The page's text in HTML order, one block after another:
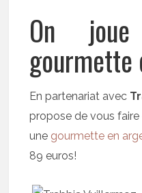
On
gourmette
En partenariat avec
propose de vous faire
une gourmette en
89 euros!